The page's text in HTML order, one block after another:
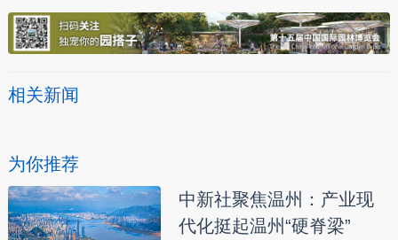
相关新闻
为你推荐
中新社聚焦温州：产业现
代化挺起温州“硬脊梁”